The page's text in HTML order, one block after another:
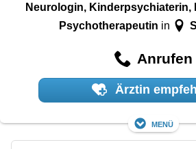
Neurologin, Kinderpsychiaterin,
Psychotherapeutin in
Anrufen
Ärztin
Menü